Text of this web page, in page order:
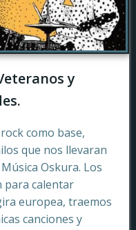
y
como base,
que nos llevaran
Oskura. Los
para calentar
europea, traemos
canciones y